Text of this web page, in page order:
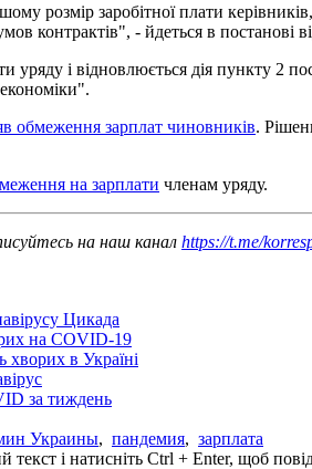
розмір заробітної плати
контрактів", - йдеться в
уряду і відновлюється дія пункту 2
обмеження зарплат чиновників.
на зарплати членам уряду.
на наш канал https://t.me/
Цикада
на COVID-19
хворих в Україні
за тиждень
Украины, пандемия, зарплата
текст і натисніть Ctrl + Enter, щоб